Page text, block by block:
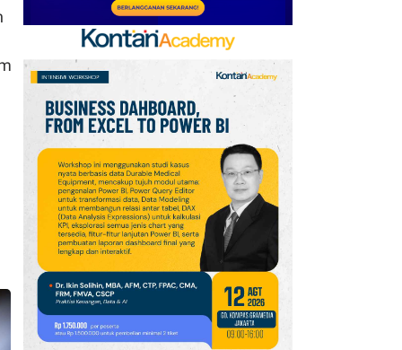
7
Sejarah Hari
Keantariksaan Nasional
Setiap 6 Agustus dan
Cara Merayakannya
8
Oppo A7 Pro Max Rilis
dengan Baterai 10.000
mAh, Terbesar
Sepanjang Sejarah Oppo
Promo Superindo 6–12
Agustus 2026
Jabodetabek &
Palembang, Diskon
Melon Fujisawa 45%